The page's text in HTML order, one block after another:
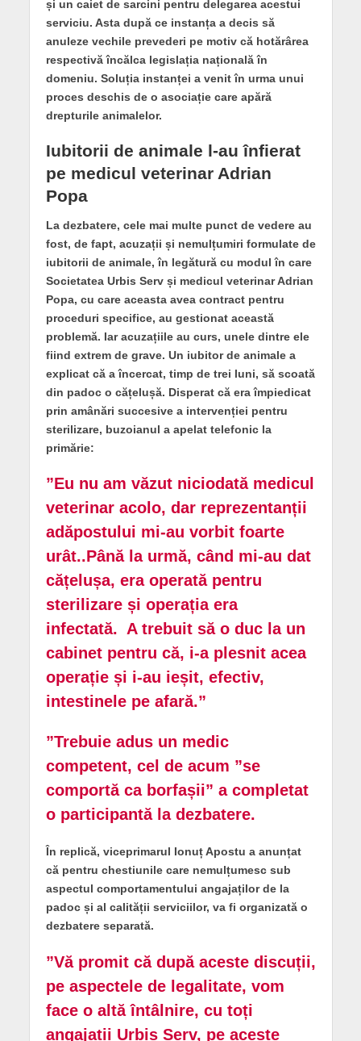
și un caiet de sarcini pentru delegarea acestui
serviciu. Asta după ce instanța a decis să
anuleze vechile prevederi pe motiv că hotărârea
respectivă încălca legislația națională în
domeniu. Soluția instanței a venit în urma unui
proces deschis de o asociație care apără
drepturile animalelor.
Iubitorii de animale l-au înfierat
pe medicul veterinar Adrian
Popa
La dezbatere, cele mai multe punct de vedere au
fost, de fapt, acuzații și nemulțumiri formulate de
iubitorii de animale, în legătură cu modul în care
Societatea Urbis Serv și medicul veterinar Adrian
Popa, cu care aceasta avea contract pentru
proceduri specifice, au gestionat această
problemă. Iar acuzațiile au curs, unele dintre ele
fiind extrem de grave. Un iubitor de animale a
explicat că a încercat, timp de trei luni, să scoată
din padoc o cățelușă. Disperat că era împiedicat
prin amânări succesive a intervenției pentru
sterilizare, buzoianul a apelat telefonic la
primărie:
”Eu nu am văzut niciodată medicul
veterinar acolo, dar reprezentanții
adăpostului mi-au vorbit foarte
urât..Până la urmă, când mi-au dat
cățelușa, era operată pentru
sterilizare și operația era
infectată. A trebuit să o duc la un
cabinet pentru că, i-a plesnit acea
operație și i-au ieșit, efectiv,
intestinele pe afară.”
”Trebuie adus un medic
competent, cel de acum ”se
comportă ca borfașii” a completat
o participantă la dezbatere.
În replică, viceprimarul Ionuț Apostu a anunțat
că pentru chestiunile care nemulțumesc sub
aspectul comportamentului angajaților de la
padoc și al calității serviciilor, va fi organizată o
dezbatere separată.
”Vă promit că după aceste discuții,
pe aspectele de legalitate, vom
face o altă întâlnire, cu toți
angajații Urbis Serv, pe aceste